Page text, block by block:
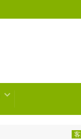
客製 後背包